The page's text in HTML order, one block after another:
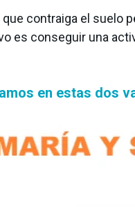
que contraiga el suelo
es conseguir una
en estas dos